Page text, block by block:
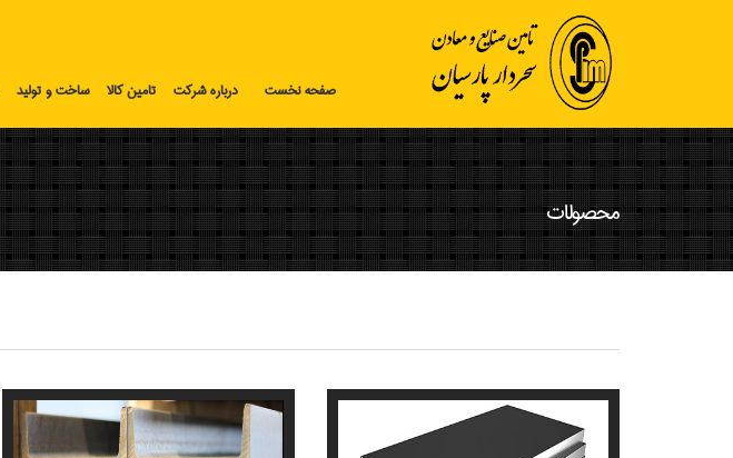
صفحه نخست درباره شرکت تامین کالا ساخت و تولید
محصولات